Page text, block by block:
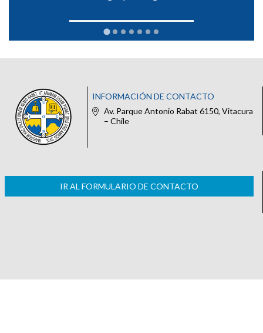
INFORMACIÓN DE CONTACTO
Av. Parque Antonio Rabat 6150, Vitacura
– Chile
IR AL FORMULARIO DE CONTACTO